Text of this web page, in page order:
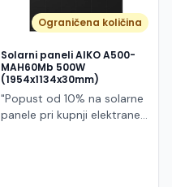
Ograničena količina
Solarni paneli AIKO A500-
MAH60Mb 500W
(1954x1134x30mm)
"Popust od 10% na solarne
panele pri kupnji elektrane